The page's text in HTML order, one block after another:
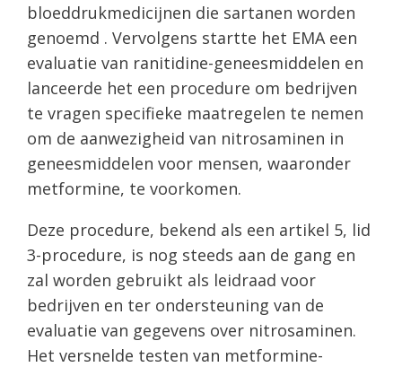
bloeddrukmedicijnen die sartanen worden
genoemd . Vervolgens startte het EMA een
evaluatie van ranitidine-geneesmiddelen en
lanceerde het een procedure om bedrijven
te vragen specifieke maatregelen te nemen
om de aanwezigheid van nitrosaminen in
geneesmiddelen voor mensen, waaronder
metformine, te voorkomen.
Deze procedure, bekend als een artikel 5, lid
3-procedure, is nog steeds aan de gang en
zal worden gebruikt als leidraad voor
bedrijven en ter ondersteuning van de
evaluatie van gegevens over nitrosaminen.
Het versnelde testen van metformine-